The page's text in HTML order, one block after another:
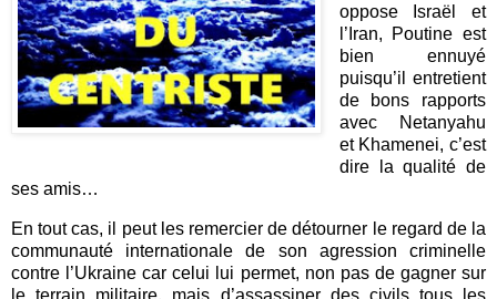
oppose Israël et
l’Iran, Poutine est
bien ennuyé
puisqu’il entretient
de bons rapports
avec Netanyahu
et Khamenei, c’est
dire la qualité de
ses amis…
En tout cas, il peut les remercier de détourner le regard de la
communauté internationale de son agression criminelle
contre l’Ukraine car celui lui permet, non pas de gagner sur
le terrain militaire, mais d’assassiner des civils tous les